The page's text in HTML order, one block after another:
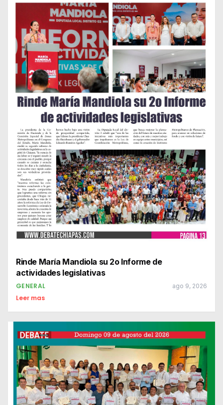
Rinde María Mandiola su 2o Informe de
actividades legislativas
GENERAL ago 9, 2026
Leer mas